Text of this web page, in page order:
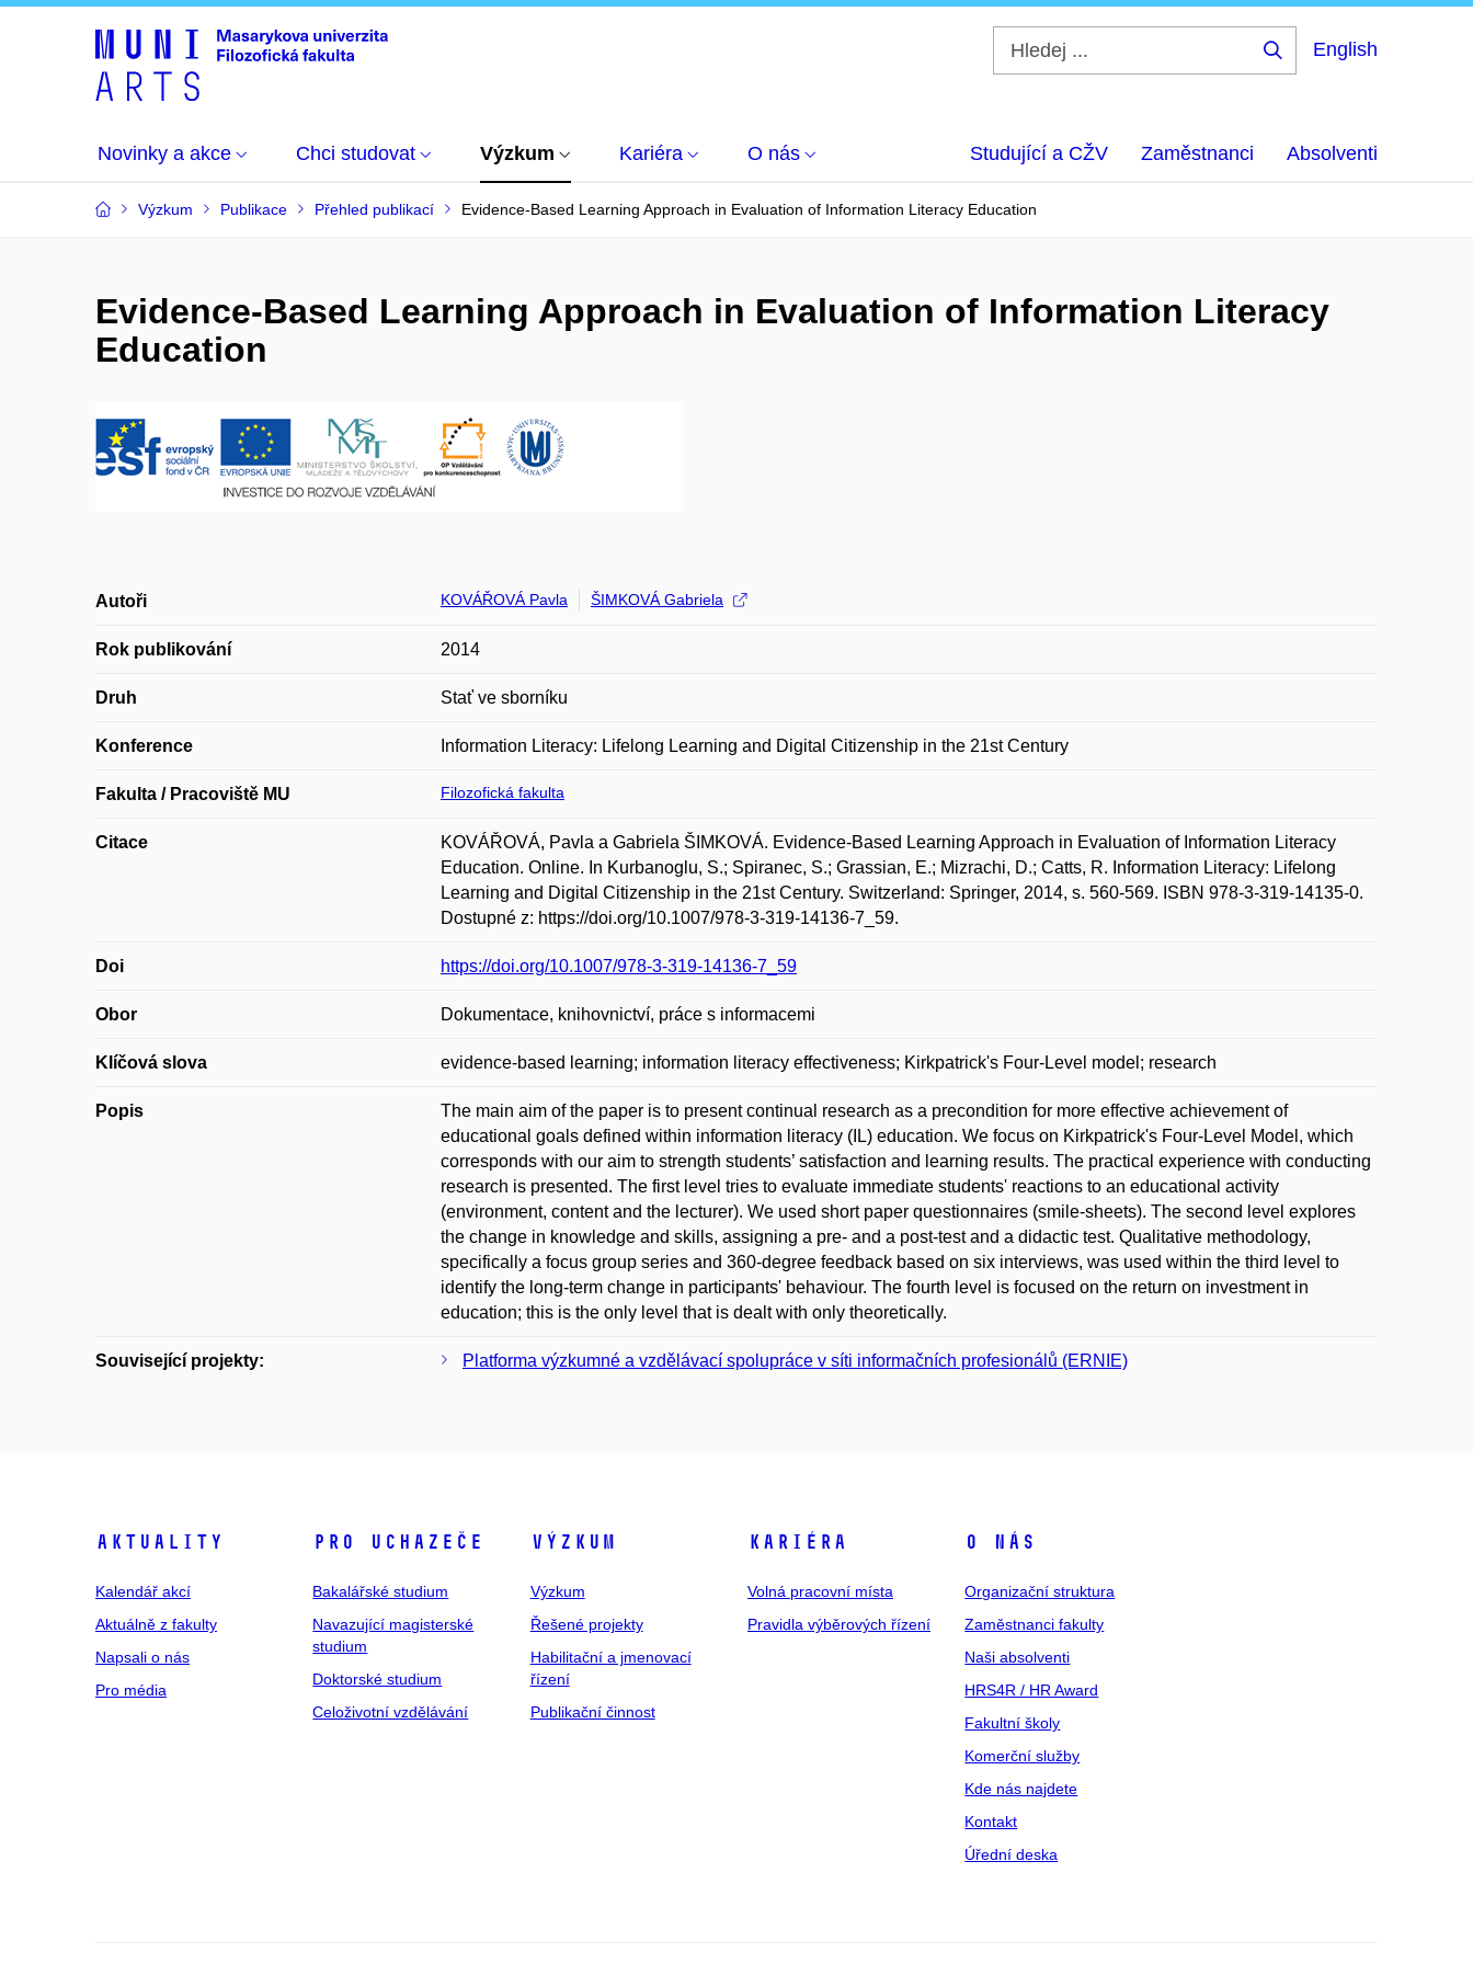
English
Novinky a akce Chci studovat Výzkum Kariéra O nás Studující a CŽV Zaměstnanci Absolventi
Výzkum Publikace Přehled publikací Evidence-Based Learning Approach in Evaluation of Information Literacy Education
Evidence-Based Learning Approach in Evaluation of Information Literacy
Education
Autoři KOVÁŘOVÁ Pavla ŠIMKOVÁ Gabriela
Rok publikování 2014
Druh Stať ve sborníku
Konference Information Literacy: Lifelong Learning and Digital Citizenship in the 21st Century
Fakulta / Pracoviště MU Filozofická fakulta
Citace
KOVÁŘOVÁ, Pavla a Gabriela ŠIMKOVÁ. Evidence-Based Learning Approach in Evaluation of Information Literacy
Education. Online. In Kurbanoglu, S.; Spiranec, S.; Grassian, E.; Mizrachi, D.; Catts, R. Information Literacy: Lifelong
Learning and Digital Citizenship in the 21st Century. Switzerland: Springer, 2014, s. 560-569. ISBN 978-3-319-14135-0.
Dostupné z: https://doi.org/10.1007/978-3-319-14136-7_59.
Doi https://doi.org/10.1007/978-3-319-14136-7_59
Obor Dokumentace, knihovnictví, práce s informacemi
Klíčová slova evidence-based learning; information literacy effectiveness; Kirkpatrick's Four-Level model; research
Popis
The main aim of the paper is to present continual research as a precondition for more effective achievement of
educational goals defined within information literacy (IL) education. We focus on Kirkpatrick's Four-Level Model, which
corresponds with our aim to strength students’ satisfaction and learning results. The practical experience with conducting
research is presented. The first level tries to evaluate immediate students' reactions to an educational activity
(environment, content and the lecturer). We used short paper questionnaires (smile-sheets). The second level explores
the change in knowledge and skills, assigning a pre- and a post-test and a didactic test. Qualitative methodology,
specifically a focus group series and 360-degree feedback based on six interviews, was used within the third level to
identify the long-term change in participants' behaviour. The fourth level is focused on the return on investment in
education; this is the only level that is dealt with only theoretically.
Související projekty: Platforma výzkumné a vzdělávací spolupráce v síti informačních profesionálů (ERNIE)
Aktuality
Kalendář akcí
Aktuálně z fakulty
Napsali o nás
Pro média
Pro uchazeče
Bakalářské studium
Navazující magisterské
studium
Doktorské studium
Celoživotní vzdělávání
Výzkum
Výzkum
Řešené projekty
Habilitační a jmenovací
řízení
Publikační činnost
Kariéra
Volná pracovní místa
Pravidla výběrových řízení
O nás
Organizační struktura
Zaměstnanci fakulty
Naši absolventi
HRS4R / HR Award
Fakultní školy
Komerční služby
Kde nás najdete
Kontakt
Úřední deska